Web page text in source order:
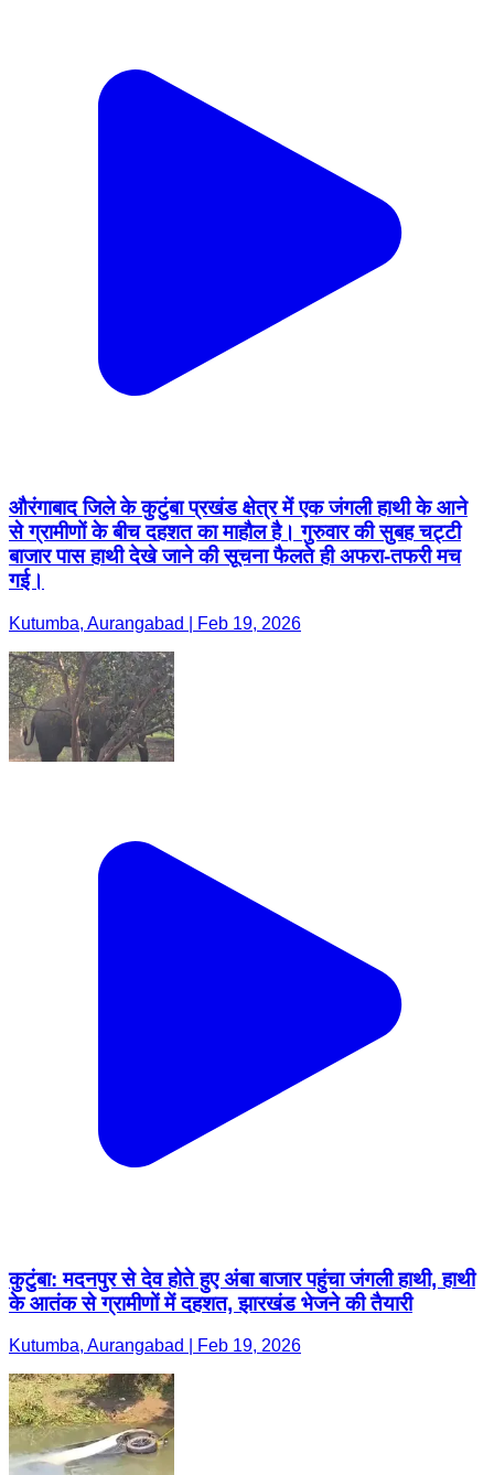
औरंगाबाद जिले के कुटुंबा प्रखंड क्षेत्र में एक जंगली हाथी के आने
से ग्रामीणों के बीच दहशत का माहौल है। गुरुवार की सुबह चट्टी
बाजार पास हाथी देखे जाने की सूचना फैलते ही अफरा-तफरी मच
गई।
Kutumba, Aurangabad | Feb 19, 2026
कुटुंबा: मदनपुर से देव होते हुए अंबा बाजार पहुंचा जंगली हाथी, हाथी
के आतंक से ग्रामीणों में दहशत, झारखंड भेजने की तैयारी
Kutumba, Aurangabad | Feb 19, 2026